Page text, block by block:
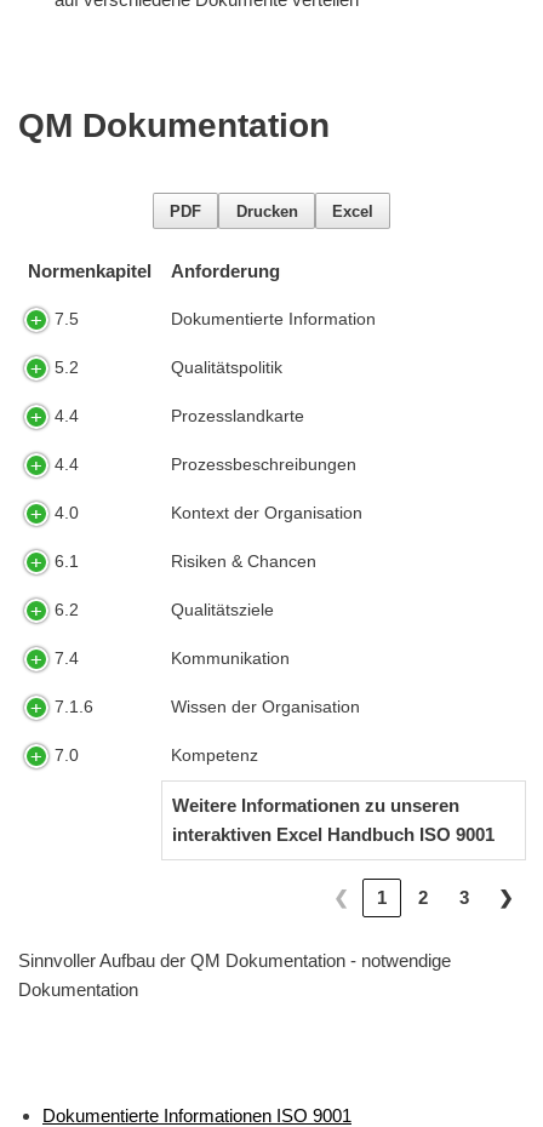
QM Dokumentation
PDF Drucken Excel
Normenkapitel Anforderung
7.5 Dokumentierte Information
5.2 Qualitätspolitik
4.4 Prozesslandkarte
4.4 Prozessbeschreibungen
4.0 Kontext der Organisation
6.1 Risiken & Chancen
6.2 Qualitätsziele
7.4 Kommunikation
7.1.6 Wissen der Organisation
7.0 Kompetenz
Weitere Informationen zu unseren
interaktiven Excel Handbuch ISO 9001
❮ 1 2 3 ❯
Sinnvoller Aufbau der QM Dokumentation - notwendige
Dokumentation
Dokumentierte Informationen ISO 9001